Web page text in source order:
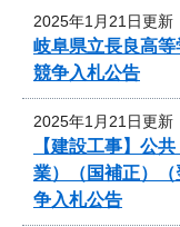
2025年1月21日更新
岐阜県立長良高
競争入札公告
2025年1月21日更新
【建設工事】公
業）（国補正）
争入札公告